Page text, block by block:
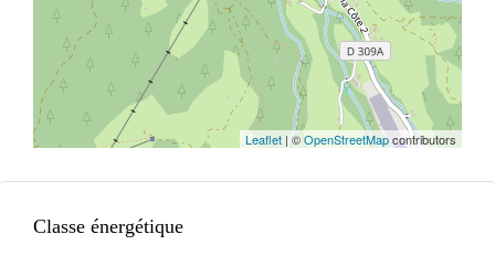
Leaflet | ©OpenStreetMapcontributors
Classe énergétique